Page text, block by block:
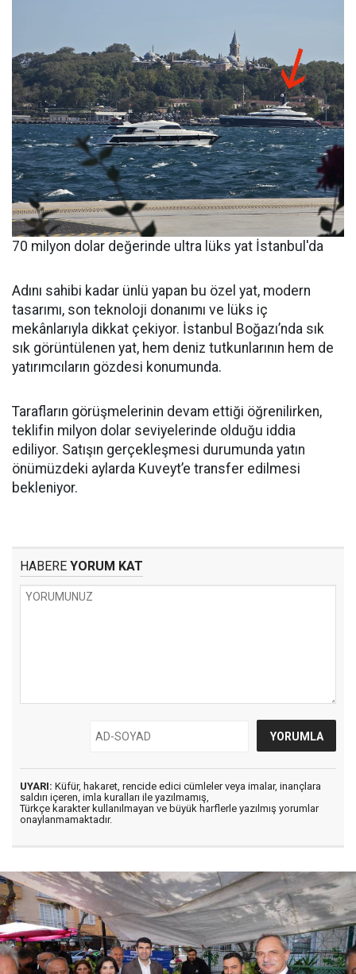
70 milyon dolar değerinde ultra lüks yat İstanbul'da
Adını sahibi kadar ünlü yapan bu özel yat, modern
tasarımı, son teknoloji donanımı ve lüks iç
mekânlarıyla dikkat çekiyor. İstanbul Boğazı’nda sık
sık görüntülenen yat, hem deniz tutkunlarının hem de
yatırımcıların gözdesi konumunda.
Tarafların görüşmelerinin devam ettiği öğrenilirken,
teklifin milyon dolar seviyelerinde olduğu iddia
ediliyor. Satışın gerçekleşmesi durumunda yatın
önümüzdeki aylarda Kuveyt’e transfer edilmesi
bekleniyor.
HABERE YORUM KAT
UYARI: Küfür, hakaret, rencide edici cümleler veya imalar, inançlara
saldırı içeren, imla kuralları ile yazılmamış,
Türkçe karakter kullanılmayan ve büyük harflerle yazılmış yorumlar
onaylanmamaktadır.